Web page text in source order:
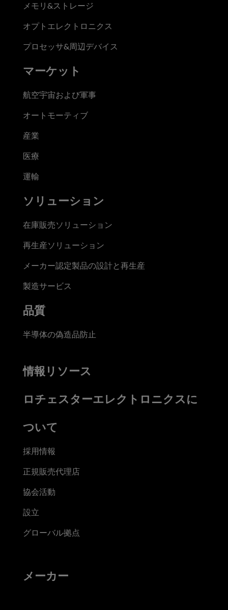
メモリ&ストレージ
オプトエレクトロニクス
プロセッサ&周辺デバイス
マーケット
航空宇宙および軍事
オートモーティブ
産業
医療
運輸
ソリューション
在庫販売ソリューション
再生産ソリューション
メーカー認定製品の設計と再生産
製造サービス
品質
半導体の偽造品防止
情報リソース
ロチェスターエレクトロニクスに
ついて
採用情報
正規販売代理店
協会活動
設立
グローバル拠点
メーカー